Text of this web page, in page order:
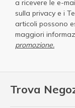
Trova
a ricevere le e-
sulla privacy e i
articoli possono
maggiori
promozione.